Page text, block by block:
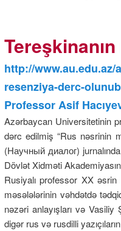
http://
resenziya-derc-olunub
Professor Asif
Azərbaycan Universitetinin
dərc edilmiş “Rus nəsrinin
(Научный диалог)
Dövlət Xidməti
Rusiyalı professor XX
məsələlərinin vəhdətdə
nəzəri anlayışları və
digər rus və rusdilli